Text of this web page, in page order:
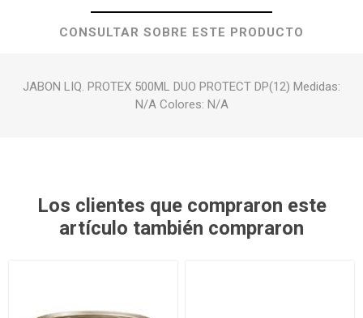
CONSULTAR SOBRE ESTE PRODUCTO
JABON LIQ. PROTEX 500ML DUO PROTECT DP(12) Medidas:
N/A Colores: N/A
Los clientes que compraron este
artículo también compraron